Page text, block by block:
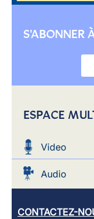
S'ABONNER
ESPACE
Video
Audio
CONTACTEZ-